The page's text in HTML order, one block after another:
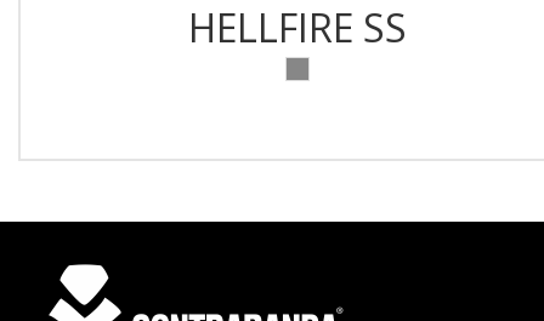
HELLFIRE SS